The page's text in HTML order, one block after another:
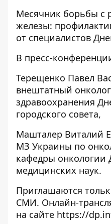
Месячник борьбы с
железы:
от специалистов
В пресс-
Терещенко Павел
внештатный
здравоохранения
городского совета,
Машталер Виталий
МЗ Украины по
кафедры онкологии
медицинских наук.
Приглашаются
СМИ. Онлайн-
на сайте https://